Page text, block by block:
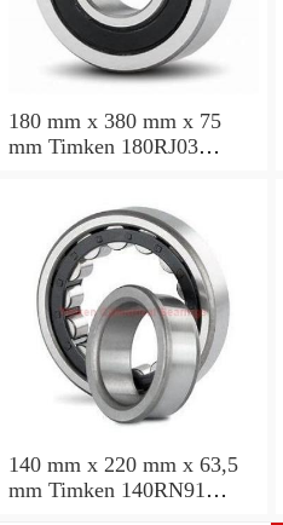
180 mm x 380 mm x 75
mm Timken 180RJ03
140 mm x 220 mm x 63,5
mm Timken 140RN91